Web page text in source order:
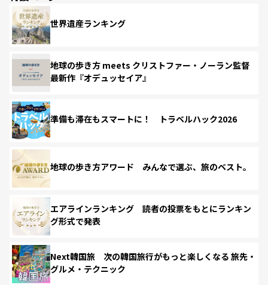
世界遺産ランキング
地球の歩き方 meets クリストファー・ノーラン監督
最新作『オデュッセイア』
準備も滞在もスマートに！ トラベルハック2026
地球の歩き方アワード みんなで選ぶ、旅のベスト。
エアラインランキング 読者の投票をもとにランキン
グ形式で発表
Next韓国旅 次の韓国旅行がもっと楽しくなる 旅先・
グルメ・テクニック